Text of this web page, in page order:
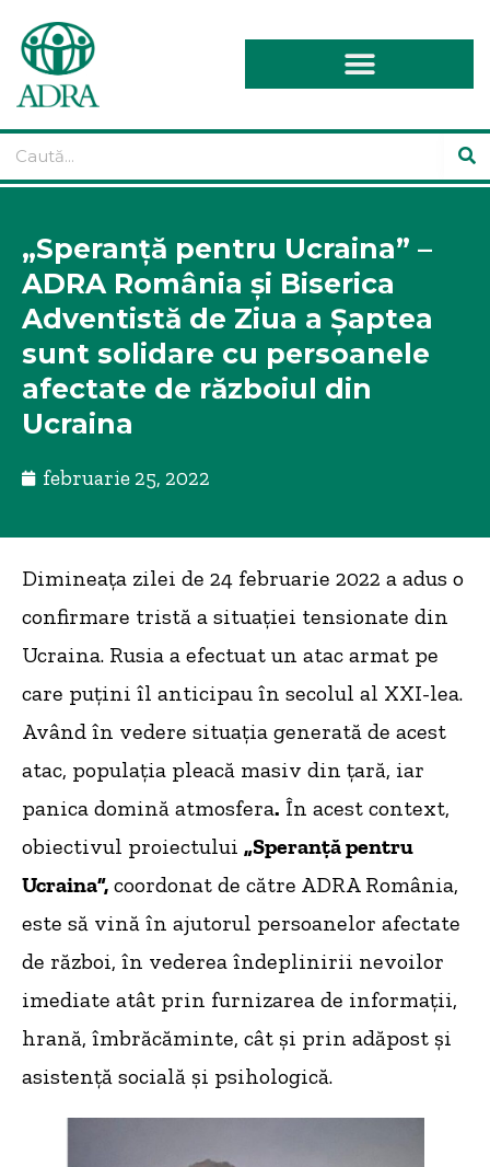
„Speranță pentru Ucraina” –
ADRA România și Biserica
Adventistă de Ziua a Șaptea
sunt solidare cu persoanele
afectate de războiul din
Ucraina
februarie 25, 2022
Dimineața zilei de 24 februarie 2022 a adus o
confirmare tristă a situației tensionate din
Ucraina. Rusia a efectuat un atac armat pe
care puțini îl anticipau în secolul al XXI-lea.
Având în vedere situația generată de acest
atac, populația pleacă masiv din țară, iar
panica domină atmosfera. În acest context,
obiectivul proiectului „Speranță pentru
Ucraina”, coordonat de către ADRA România,
este să vină în ajutorul persoanelor afectate
de război, în vederea îndeplinirii nevoilor
imediate atât prin furnizarea de informații,
hrană, îmbrăcăminte, cât și prin adăpost și
asistență socială și psihologică.